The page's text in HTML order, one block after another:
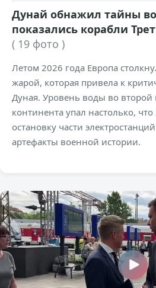
Дунай обнажил тайны
показались корабли
( 19 фото )
Летом 2026 года Европа
жарой, которая привела к
Дуная. Уровень воды во второй
континента упал настолько,
остановку части
артефакты военной истории.